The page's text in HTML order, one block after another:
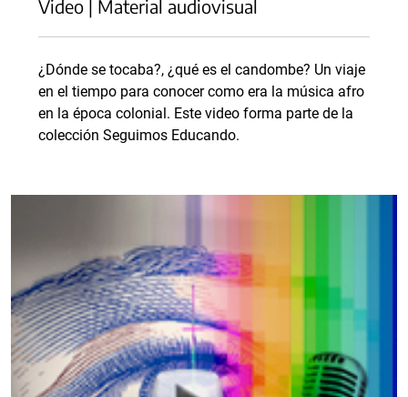
Video | Material audiovisual
¿Dónde se tocaba?, ¿qué es el candombe? Un viaje
en el tiempo para conocer como era la música afro
en la época colonial. Este video forma parte de la
colección Seguimos Educando.